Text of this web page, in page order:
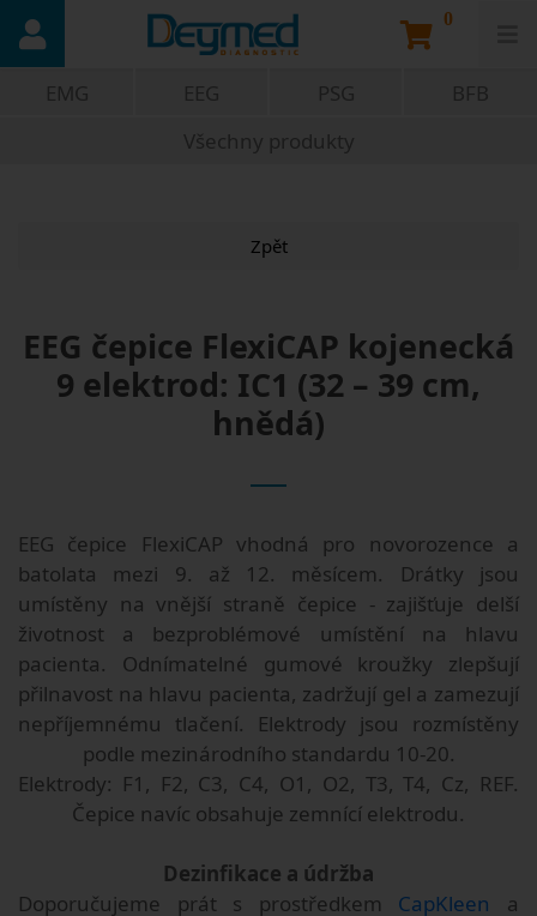
0
EMG EEG PSG
BFB
Všechny produkty
Zpět
EEG čepice FlexiCAP kojenecká
9 elektrod: IC1 (32 – 39 cm,
hnědá)
EEG čepice FlexiCAP vhodná pro novorozence a
batolata mezi 9. až 12. měsícem. Drátky jsou
umístěny na vnější straně čepice - zajišťuje delší
životnost a bezproblémové umístění na hlavu
pacienta. Odnímatelné gumové kroužky zlepšují
přilnavost na hlavu pacienta, zadržují gel a zamezují
nepříjemnému tlačení. Elektrody jsou rozmístěny
podle mezinárodního standardu 10-20.
Elektrody: F1, F2, C3, C4, O1, O2, T3, T4, Cz, REF.
Čepice navíc obsahuje zemnící elektrodu.
Dezinfikace a údržba
Doporučujeme prát s prostředkem CapKleen
a